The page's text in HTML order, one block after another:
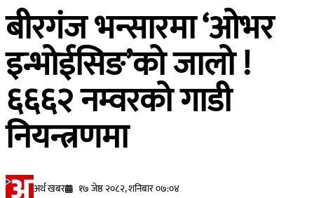
बीरगंज भन्सारमा ‘ओभर
इन्भोईसिङ’को जालो !
६६६२ नम्वरको गाडी
नियन्त्रणमा
अर्थ खबर १७ जेष्ठ २०८२, शनिबार ०७:०४